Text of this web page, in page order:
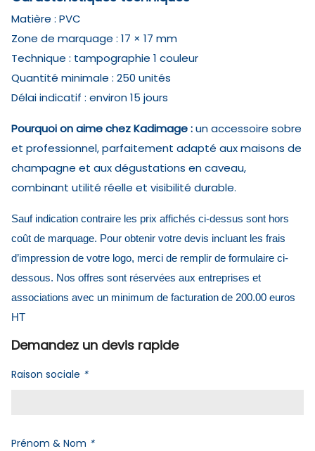
Matière : PVC
Zone de marquage : 17 × 17 mm
Technique : tampographie 1 couleur
Quantité minimale : 250 unités
Délai indicatif : environ 15 jours
Pourquoi on aime chez Kadimage :un accessoire sobre
et professionnel, parfaitement adapté aux maisons de
champagne et aux dégustations en caveau,
combinant utilité réelle et visibilité durable.
Sauf indication contraire les prix affichés ci-dessus sont hors
coût de marquage. Pour obtenir votre devis incluant les frais
d’impression de votre logo, merci de remplir de formulaire ci-
dessous. Nos offres sont réservées aux entreprises et
associations avec un minimum de facturation de 200.00 euros
HT
Demandez un devis rapide
Raison sociale *
Prénom & Nom *